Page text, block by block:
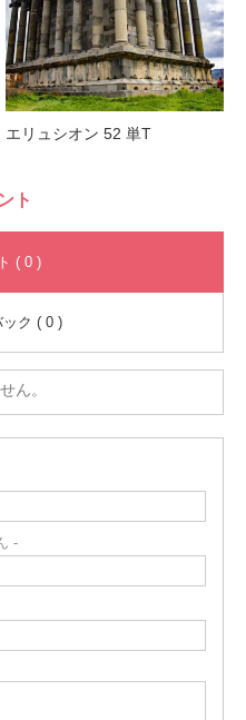
エリュシオン 52 単T
ト
( 0 )
ック ( 0 )
ん。
-